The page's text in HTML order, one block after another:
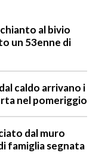
al bivio
un 53enne di
caldo arrivano i
nel pomeriggio
dal muro
famiglia segnata